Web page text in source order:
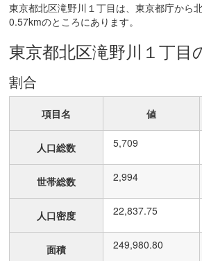
東京都北区滝野川１丁目は、東京都庁から
0.57kmのところにあります。
東京都北区滝野川１丁目
割合
項目名 値
人口総数 5,709
世帯総数 2,994
人口密度 22,837.75
面積 249,980.80